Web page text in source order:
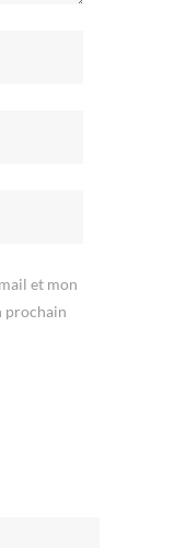
et mon
prochain